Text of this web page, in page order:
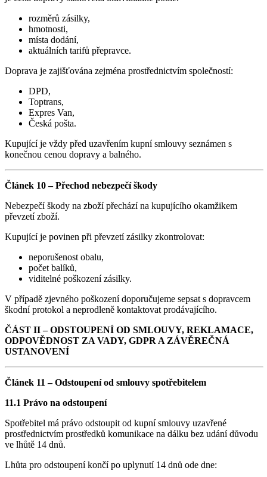
rozměrů zásilky,
hmotnosti,
místa dodání,
aktuálních tarifů přepravce.
Doprava je zajišťována zejména prostřednictvím společností:
DPD,
Toptrans,
Expres Van,
Česká pošta.
Kupující je vždy před uzavřením kupní smlouvy seznámen s
konečnou cenou dopravy a balného.
Článek 10 – Přechod nebezpečí škody
Nebezpečí škody na zboží přechází na kupujícího okamžikem
převzetí zboží.
Kupující je povinen při převzetí zásilky zkontrolovat:
neporušenost obalu,
počet balíků,
viditelné poškození zásilky.
V případě zjevného poškození doporučujeme sepsat s dopravcem
škodní protokol a neprodleně kontaktovat prodávajícího.
ČÁST II – ODSTOUPENÍ OD SMLOUVY, REKLAMACE,
ODPOVĚDNOST ZA VADY, GDPR A ZÁVĚREČNÁ
USTANOVENÍ
Článek 11 – Odstoupení od smlouvy spotřebitelem
11.1 Právo na odstoupení
Spotřebitel má právo odstoupit od kupní smlouvy uzavřené
prostřednictvím prostředků komunikace na dálku bez udání důvodu
ve lhůtě 14 dnů.
Lhůta pro odstoupení končí po uplynutí 14 dnů ode dne: